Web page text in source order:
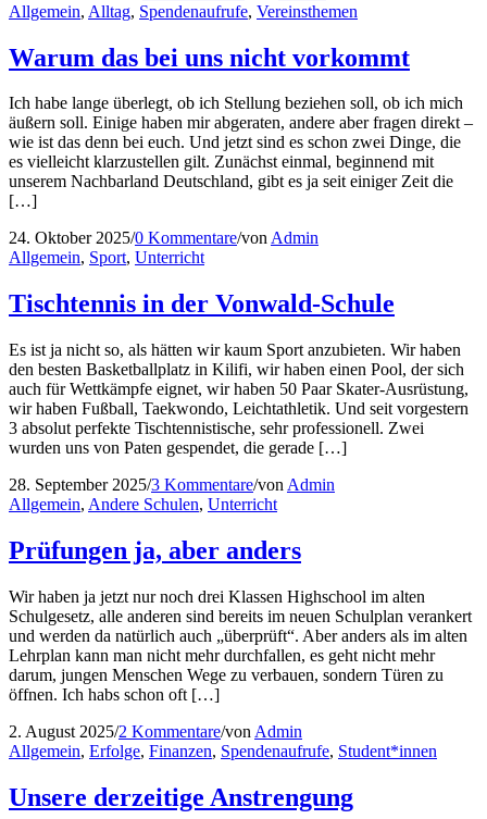
Allgemein, Alltag, Spendenaufrufe, Vereinsthemen
Warum das bei uns nicht vorkommt
Ich habe lange überlegt, ob ich Stellung beziehen soll, ob ich mich
äußern soll. Einige haben mir abgeraten, andere aber fragen direkt –
wie ist das denn bei euch. Und jetzt sind es schon zwei Dinge, die
es vielleicht klarzustellen gilt. Zunächst einmal, beginnend mit
unserem Nachbarland Deutschland, gibt es ja seit einiger Zeit die
[…]
24. Oktober 2025/0 Kommentare/vonAdmin
Allgemein, Sport, Unterricht
Tischtennis in der Vonwald-Schule
Es ist ja nicht so, als hätten wir kaum Sport anzubieten. Wir haben
den besten Basketballplatz in Kilifi, wir haben einen Pool, der sich
auch für Wettkämpfe eignet, wir haben 50 Paar Skater-Ausrüstung,
wir haben Fußball, Taekwondo, Leichtathletik. Und seit vorgestern
3 absolut perfekte Tischtennistische, sehr professionell. Zwei
wurden uns von Paten gespendet, die gerade […]
28. September 2025/3 Kommentare/von Admin
Allgemein, Andere Schulen, Unterricht
Prüfungen ja, aber anders
Wir haben ja jetzt nur noch drei Klassen Highschool im alten
Schulgesetz, alle anderen sind bereits im neuen Schulplan verankert
und werden da natürlich auch „überprüft“. Aber anders als im alten
Lehrplan kann man nicht mehr durchfallen, es geht nicht mehr
darum, jungen Menschen Wege zu verbauen, sondern Türen zu
öffnen. Ich habs schon oft […]
2. August 2025/2 Kommentare/von Admin
Allgemein, Erfolge, Finanzen, Spendenaufrufe, Student*innen
Unsere derzeitige Anstrengung